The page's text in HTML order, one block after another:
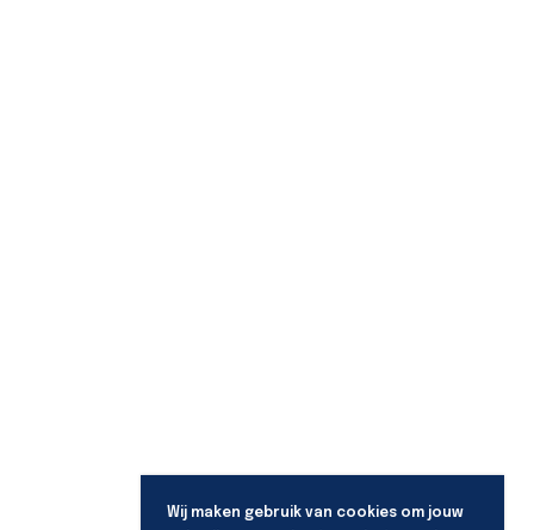
Wij maken gebruik van cookies om jouw